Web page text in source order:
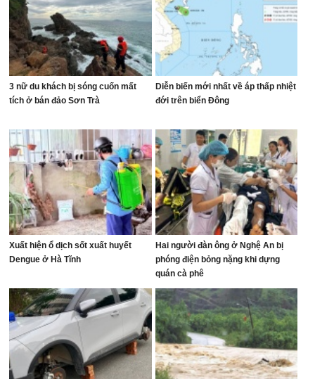
3 nữ du khách bị sóng cuốn mất
tích ở bán đảo Sơn Trà
Diễn biến mới nhất về áp thấp nhiệt
đới trên biển Đông
Xuất hiện ổ dịch sốt xuất huyết
Dengue ở Hà Tĩnh
Hai người đàn ông ở Nghệ An bị
phóng điện bỏng nặng khi dựng
quán cà phê